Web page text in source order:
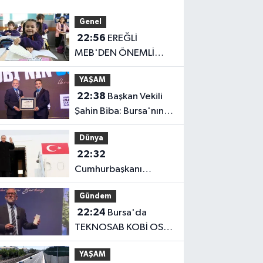
Genel
22:56
MEB'DEN ÖNEMLİ
AÇIKLAMA
YAŞAM
22:38
Şahin Biba: Bursa'nın
geleceğini bütüncül
anlayışla planlıyoruz
Dünya
22:32
Cumhurbaşkanı
Erdoğan, Suudi
Arabistan yolcusu
Gündem
22:24
TEKNOSAB KOBİ OSB
tanıtıldı... Bursa'nın
kalkınma
YAŞAM